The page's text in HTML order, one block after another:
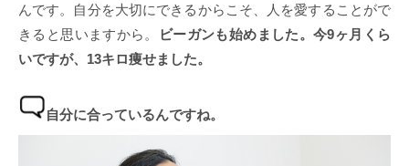
んです。自分を大切にできるからこそ、人を愛することがで
きると思いますから。
ビーガンも始めました。今9ヶ月くら
いですが、13キロ痩せました。
自分に合っているんですね。